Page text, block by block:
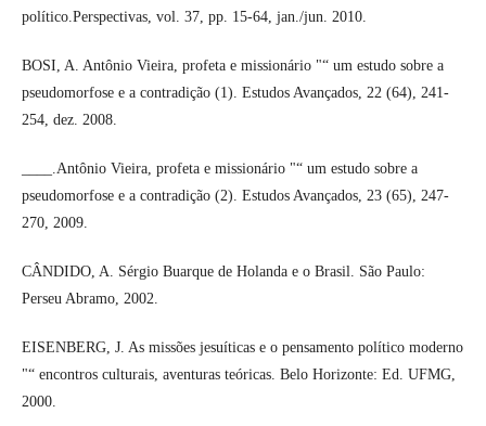
político.Perspectivas, vol. 37, pp. 15-64, jan./jun. 2010.
BOSI, A. Antônio Vieira, profeta e missionário "“ um estudo sobre a
pseudomorfose e a contradição (1). Estudos Avançados, 22 (64), 241-
254, dez. 2008.
____.Antônio Vieira, profeta e missionário "“ um estudo sobre a
pseudomorfose e a contradição (2). Estudos Avançados, 23 (65), 247-
270, 2009.
CÂNDIDO, A. Sérgio Buarque de Holanda e o Brasil. São Paulo:
Perseu Abramo, 2002.
EISENBERG, J. As missões jesuíticas e o pensamento político moderno
"“ encontros culturais, aventuras teóricas. Belo Horizonte: Ed. UFMG,
2000.